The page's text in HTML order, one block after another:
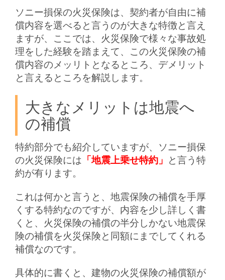
ソニー損保の火災保険は、契約者が自由に補
償内容を選べると言うのが大きな特徴と言え
ますが、ここでは、火災保険で様々な事故処
理をした経験を踏まえて、この火災保険の補
償内容のメッリトとなるところ、デメリット
と言えるところを解説します。
大きなメリットは地震へ
の補償
特約部分でも紹介していますが、ソニー損保
の火災保険には 「地震上乗せ特約」
と言う特
約が有ります。
これは何かと言うと、地震保険の補償を手厚
くする特約なのですが、内容を少し詳しく書
くと、火災保険の補償の半分しかない地震保
険の補償を火災保険と同額にまでしてくれる
補償なのです。
具体的に書くと、建物の火災保険の補償額が